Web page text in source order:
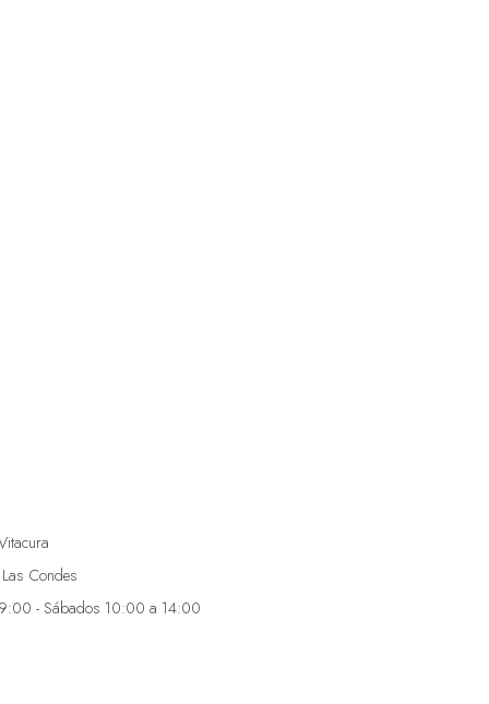
Condes
- Sábados 10:00 a 14:00